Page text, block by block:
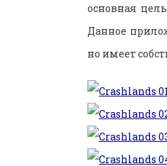
основная
Данное
но имеет